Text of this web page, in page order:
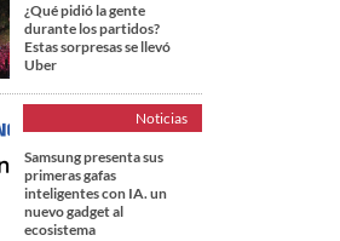
¿Qué pidió la gente
durante los partidos?
Estas sorpresas se llevó
Uber
Noticias
Samsung presenta sus
primeras gafas
inteligentes con IA. un
nuevo gadget al
ecosistema